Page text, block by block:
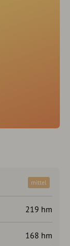
mittel
219 hm
168 hm